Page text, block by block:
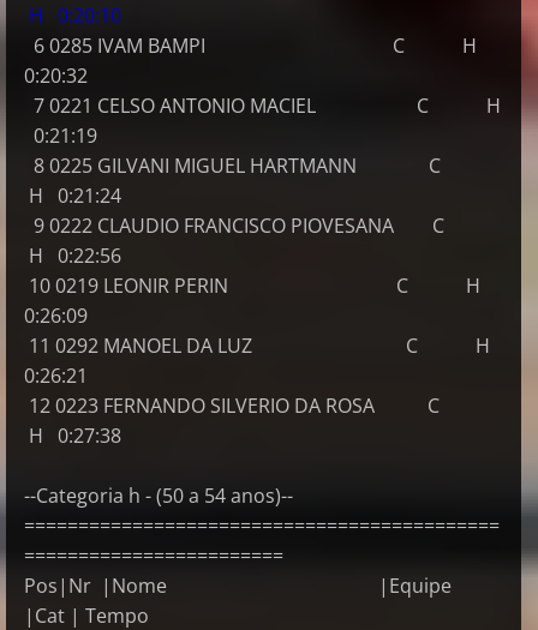
H 0:20:10
6 0285 IVAM BAMPI C H
0:20:32
7 0221 CELSO ANTONIO MACIEL C H
0:21:19
8 0225 GILVANI MIGUEL HARTMANN C
H 0:21:24
9 0222 CLAUDIO FRANCISCO PIOVESANA C
H 0:22:56
10 0219 LEONIR PERIN C H
0:26:09
11 0292 MANOEL DA LUZ C H
0:26:21
12 0223 FERNANDO SILVERIO DA ROSA C
H 0:27:38
--Categoria h - (50 a 54 anos)--
============================================
========================
Pos|Nr |Nome |Equipe
|Cat | Tempo